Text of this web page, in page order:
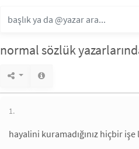
normal sözlük
1.
hayalini kuramadığınız hiçbir